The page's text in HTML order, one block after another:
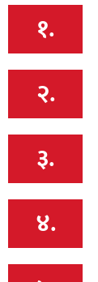
१.
२.
३.
४.